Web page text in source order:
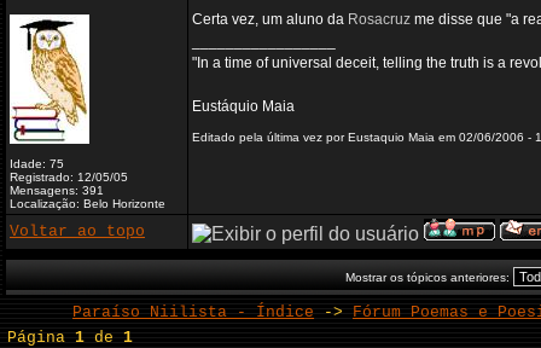
Idade: 75
Registrado: 12/05/05
Mensagens: 391
Localização: Belo Horizonte
Certa vez, um aluno da Rosacruz me disse que "a
"In a time of universal deceit, telling the truth is a
Eustáquio Maia
Editado pela última vez por Eustaquio Maia em 02/06/2006 -
Voltar ao topo
Mostrar os tópicos anteriores:
Paraíso Niilista - Índice -> Fórum Poemas e
Página1 de1